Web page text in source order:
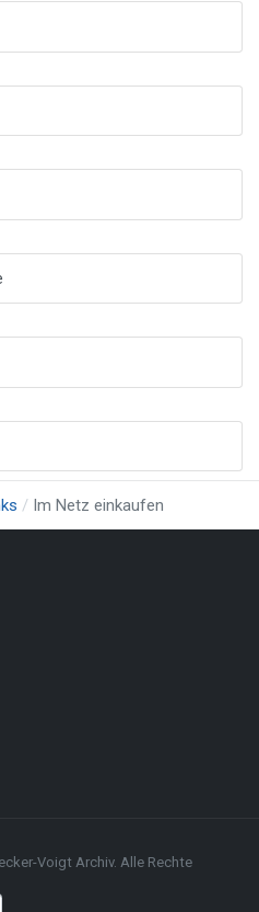
Im Netz einkaufen
Voigt Archiv. Alle Rechte